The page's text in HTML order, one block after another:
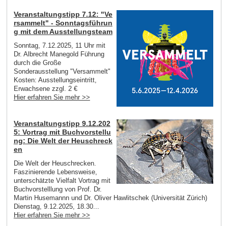
Veranstaltungstipp 7.12: "Ve
rsammelt" - Sonntagsführun
g mit dem Ausstellungsteam
Sonntag, 7.12.2025, 11 Uhr mit
Dr. Albrecht Manegold Führung
durch die Große
Sonderausstellung "Versammelt"
Kosten: Ausstellungseintritt,
Erwachsene zzgl. 2 €
Hier erfahren Sie mehr >>
Veranstaltungstipp 9.12.202
5: Vortrag mit Buchvorstellu
ng: Die Welt der Heuschreck
en
Die Welt der Heuschrecken.
Faszinierende Lebensweise,
unterschätzte Vielfalt Vortrag mit
Buchvorstelllung von Prof. Dr.
Martin Husemannn und Dr. Oliver Hawlitschek (Universität Zürich)
Dienstag, 9.12.2025, 18.30...
Hier erfahren Sie mehr >>